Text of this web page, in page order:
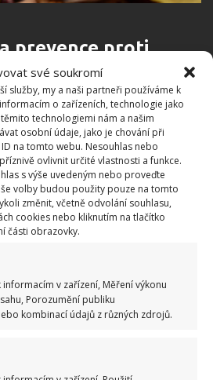
své soukromí
služby, my a naši partneři používáme k
o zařízeních, technologie jako
technologiemi nám a našim
osobní údaje, jako je chování při
na tomto webu. Nesouhlas nebo
ovlivnit určité vlastnosti a funkce.
s výše uvedeným nebo proveďte
volby budou použity pouze na tomto
změnit, včetně odvolání souhlasu,
cookies nebo kliknutím na tlačítko
části obrazovky.
v zařízení, Měření výkonu
Porozumění publiku
kombinací údajů z různých zdrojů.
prevence proti
dodá vašim pokojovkám
je ochrání před škodlivým
česneku můžete například
smutnic, které se velmi
pokojových rostlin. Jeho
předcházet vzniku plísní a
Takto můžete snadno a
v květináči, a zbavit se
doporučení provádět alespoň
budou mnohem zdravější